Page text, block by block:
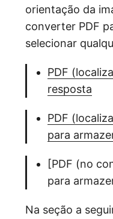
orientação da
converter PDF
selecionar
PDF
resposta
PDF
para
[PDF (no
para
Na seção a